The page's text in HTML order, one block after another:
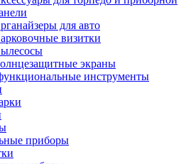
для авто
визитки
экраны
инструменты
приборы